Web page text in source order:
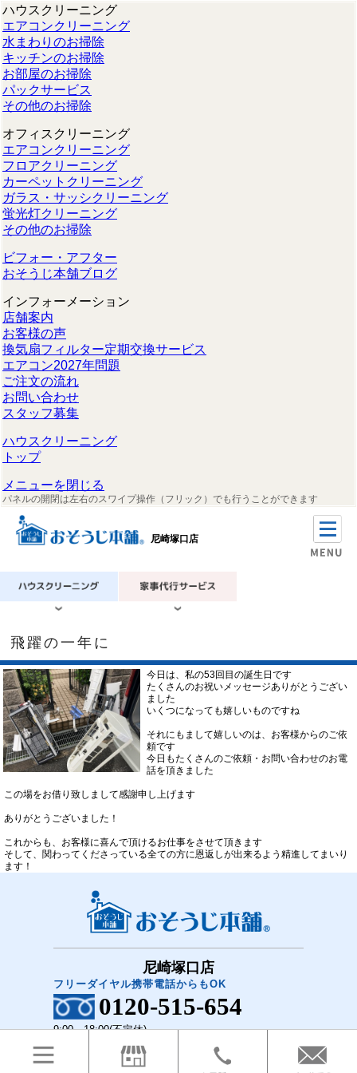
ハウスクリーニング
エアコンクリーニング
水まわりのお掃除
キッチンのお掃除
お部屋のお掃除
パックサービス
その他のお掃除
オフィスクリーニング
エアコンクリーニング
フロアクリーニング
カーペットクリーニング
ガラス・サッシクリーニング
蛍光灯クリーニング
その他のお掃除
ビフォー・アフター
おそうじ本舗ブログ
インフォーメーション
店舗案内
お客様の声
換気扇フィルター定期交換サービス
エアコン2027年問題
ご注文の流れ
お問い合わせ
スタッフ募集
ハウスクリーニング
トップ
メニューを閉じる
パネルの開閉は左右のスワイプ操作（フリック）でも行うことができます
尼崎塚口店
飛躍の一年に
今日は、私の53回目の誕生日です
たくさんのお祝いメッセージありがとうござい
ました
いくつになっても嬉しいものですね
それにもまして嬉しいのは、お客様からのご依
頼です
今日もたくさんのご依頼・お問い合わせのお電
話を頂きました
この場をお借り致しまして感謝申し上げます
ありがとうございました！
これからも、お客様に喜んで頂けるお仕事をさせて頂きます
そして、関わってくださっている全ての方に恩返しが出来るよう精進してまいり
ます！
尼崎塚口店
フリーダイヤル携帯電話からもOK
0120-515-654
9:00～18:00(不定休)
COPYRIGHT(C)2018 おそうじ本舗 尼崎塚口店 All Rights Reserved.